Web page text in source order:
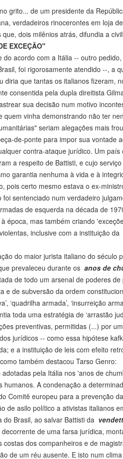
grito... de um presidente da
verdadeiros rinocerontes em loja
dois milênios atrás, difundia a
EXCEÇÃO"
acordo com a Itália -- outro
foi rigorosamente atendido --, a
diria que tantas os italianos fizeram,
consentida pela dupla direitista
sua decisão num motivo
vinha demonstrando não ter
seriam alegações mais
de-ponte para impor sua vontade
contra-ataque jurídico. Um
a respeito de Battisti, e cujo
garantia nenhuma à vida e à
pois certo mesmo estava o ex-
sentenciado num verdadeiro
de esquerda na década de
época, mas também criando
inclusive com a instituição da
do maior jurista italiano do
prevaleceu durante os anos de
de todo um arsenal de poderes
e de subversão da ordem
‘quadrilha armada’, ‘insurreição
toda uma estratégia de ‘arrastão
preventivas, permitidas (...) por
jurídicos -- como essa hipótese
e a instituição de leis com efeito
também destacou Tarso Genro:
pela Itália nos 'anos de
humanos. A condenação a
Comitê europeu para a prevenção
de asilo político a ativistas italianos
Brasil, ao salvar Battisti da
de uma farsa jurídica,
costas dos companheiros e de
de um réu ausente. E isto num